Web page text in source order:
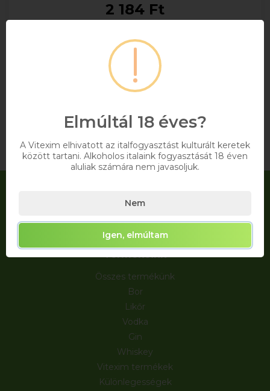
2 184 Ft
Bruttó ár
Kosárba
Termékeink
Összes termékünk
Bor
Likőr
Vodka
Gin
Whiskey
Vitexim termékek
Különlegességek
Elmúltál 18 éves?
A Vitexim elhivatott az italfogyasztást kulturált keretek
között tartani. Alkoholos italaink fogyasztását 18 éven
aluliak számára nem javasoljuk.
Nem
Igen, elmúltam